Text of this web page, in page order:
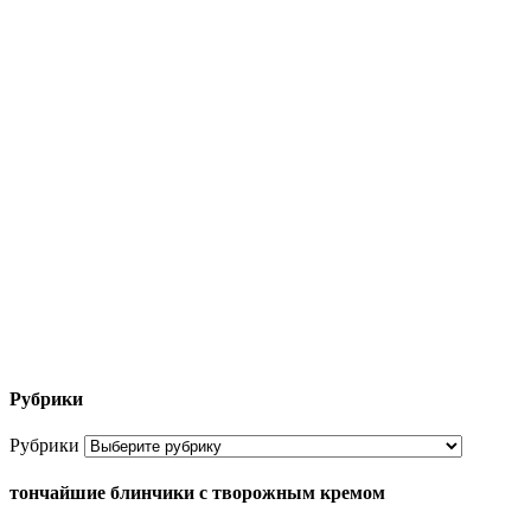
Рубрики
Рубрики
тончайшие блинчики с творожным кремом